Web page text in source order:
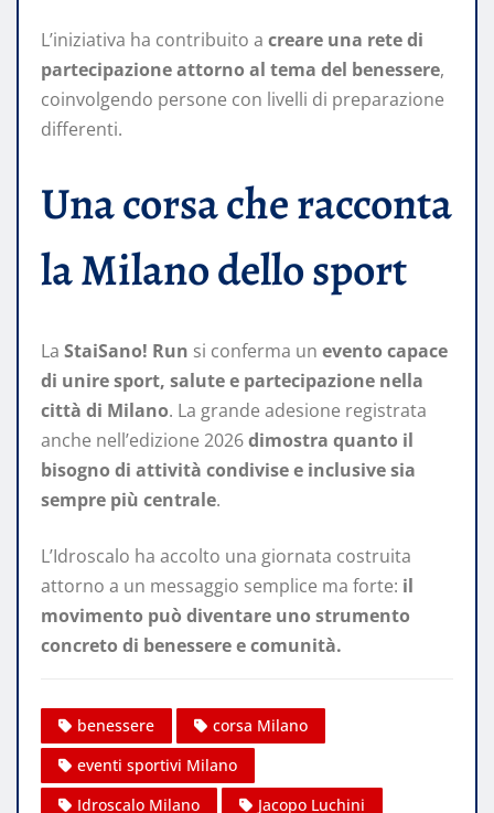
L’iniziativa ha contribuito a creare una rete di
partecipazione attorno al tema del benessere,
coinvolgendo persone con livelli di preparazione
differenti.
Una corsa che racconta
la Milano dello sport
La StaiSano! Run si conferma un evento capace
di unire sport, salute e partecipazione nella
città di Milano. La grande adesione registrata
anche nell’edizione 2026dimostra quanto il
bisogno di attività condivise e inclusive sia
sempre più centrale.
L’Idroscalo ha accolto una giornata costruita
attorno a un messaggio semplice ma forte: il
movimento può diventare uno strumento
concreto di benessere e comunità.
benessere
corsa Milano
eventi sportivi Milano
Idroscalo Milano
Jacopo Luchini